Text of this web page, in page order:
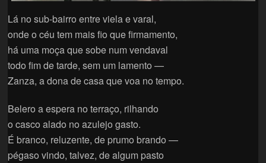
Lá no sub-bairro entre viela e varal,
onde o céu tem mais fio que firmamento,
há uma moça que sobe num vendaval
todo fim de tarde, sem um lamento —
Zanza, a dona de casa que voa no tempo.
Belero a espera no terraço, rilhando
o casco alado no azulejo gasto.
É branco, reluzente, de prumo brando —
pégaso vindo, talvez, de algum pasto